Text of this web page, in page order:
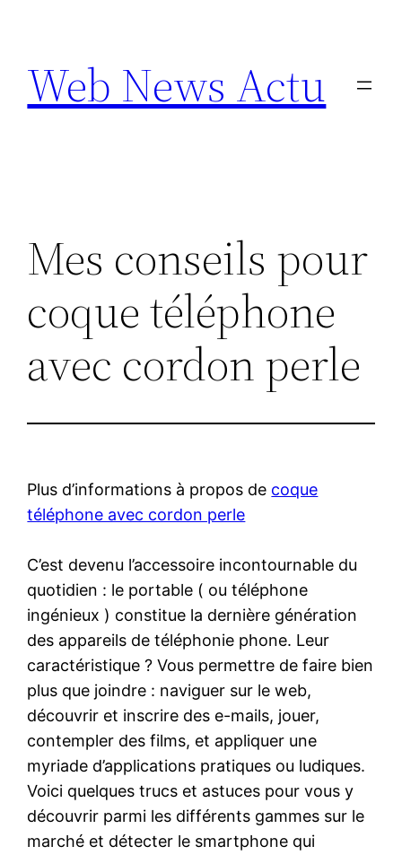
contenu
Web News Actu
Mes conseils pour
coque téléphone
avec cordon perle
Plus d’informations à propos de coque
téléphone avec cordon perle
C’est devenu l’accessoire incontournable du
quotidien : le portable ( ou téléphone
ingénieux ) constitue la dernière génération
des appareils de téléphonie phone. Leur
caractéristique ? Vous permettre de faire bien
plus que joindre : naviguer sur le web,
découvrir et inscrire des e-mails, jouer,
contempler des films, et appliquer une
myriade d’applications pratiques ou ludiques.
Voici quelques trucs et astuces pour vous y
découvrir parmi les différents gammes sur le
marché et détecter le smartphone qui